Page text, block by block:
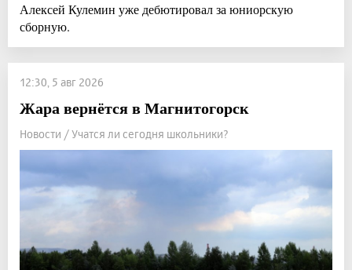
Алексей Кулемин уже дебютировал за юниорскую
сборную.
12:30, 5 авг 2026
Жара вернётся в Магнитогорск
Новости / Учатся ли сегодня школьники?